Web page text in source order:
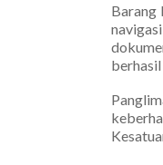
Barang